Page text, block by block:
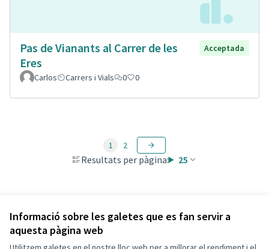
Informació sobre les galetes que es fan servir a
aquesta pàgina web
Pas de Vianants al Carrer de les
Eres
Acceptada
Carlos Carrers i Vials 0 0
Resultats per pàgina: 25
1 2
Veure totes les propostes retirades